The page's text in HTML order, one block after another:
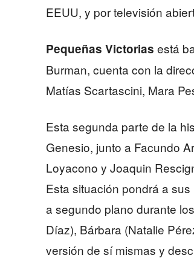
EEUU, y por televisión
Pequeñas Victorias está
Burman, cuenta con la
Matías Scartascini, Mara
Esta segunda parte de la
Genesio, junto a Facundo
Loyacono y Joaquin
Esta situación pondrá a
a segundo plano durante
Díaz), Bárbara (Natalie
versión de sí mismas y